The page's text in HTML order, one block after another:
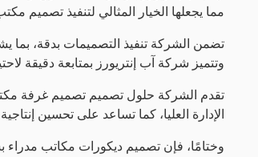
مما يجعلها الخيار المثالي لتنفيذ تصميم
تضمن الشركة تنفيذ التصميمات بدقة، بما
وتتميز شركة آب إنتريورز بمتابعة دقيقة
تقدم الشركة حلول تصميم تصميم غرفة
الإدارة العليا، كما تساعد على تحسين
وختامًا، فإن تصميم ديكورات مكاتب مدراء